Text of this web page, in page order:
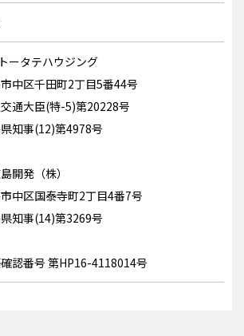
ータテハウジング
中区千田町2丁目5番44号
通大臣(特-5)第20228号
知事(12)第4978号
開発（株）
中区国泰寺町2丁目4番7号
知事(14)第3269号
認番号 第HP16-4118014号